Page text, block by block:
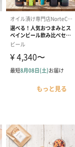
もっと見る